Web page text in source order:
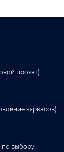
прокат)
каркасов)
по выбору